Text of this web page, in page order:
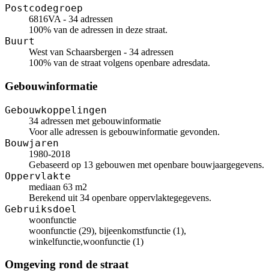
Postcodegroep
6816VA - 34 adressen
100% van de adressen in deze straat.
Buurt
West van Schaarsbergen - 34 adressen
100% van de straat volgens openbare adresdata.
Gebouwinformatie
Gebouwkoppelingen
34 adressen met gebouwinformatie
Voor alle adressen is gebouwinformatie gevonden.
Bouwjaren
1980-2018
Gebaseerd op 13 gebouwen met openbare bouwjaargegevens.
Oppervlakte
mediaan 63 m2
Berekend uit 34 openbare oppervlaktegegevens.
Gebruiksdoel
woonfunctie
woonfunctie (29), bijeenkomstfunctie (1),
winkelfunctie,woonfunctie (1)
Omgeving rond de straat